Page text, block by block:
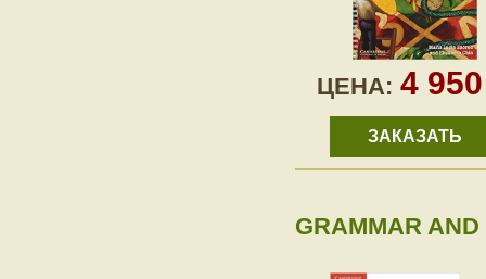
ЦЕНА: 4
ЗАКАЗАТЬ
GRAMMAR